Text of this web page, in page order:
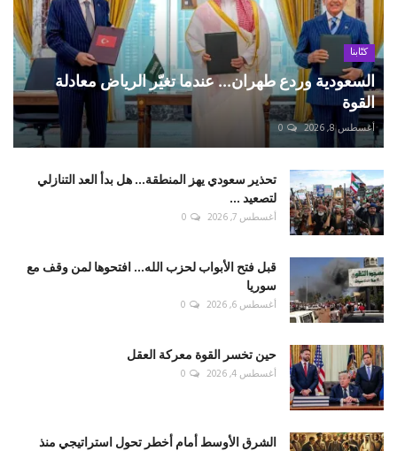
كتّابنا
السعودية وردع طهران... عندما تغيّر الرياض معادلة
القوة
أغسطس 8, 2026 0
تحذير سعودي يهز المنطقة... هل بدأ العد التنازلي
لتصعيد ...
أغسطس 7, 2026 0
قبل فتح الأبواب لحزب الله... افتحوها لمن وقف مع
سوريا
أغسطس 6, 2026 0
حين تخسر القوة معركة العقل
أغسطس 4, 2026 0
الشرق الأوسط أمام أخطر تحول استراتيجي منذ